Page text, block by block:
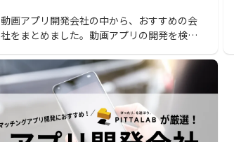
動画アプリ開発会社の中から、おすすめの会
社をまとめました。動画アプリの開発を検討